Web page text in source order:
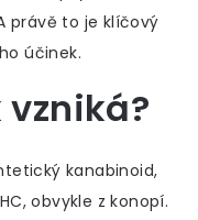
právě to je klíčový
účinek.
vzniká?
kanabinoid,
obvykle z konopí.